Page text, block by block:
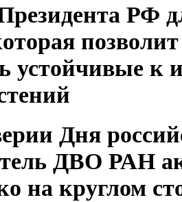
РФ
устойчивые к
Дня
ДВО РАН
на круглом